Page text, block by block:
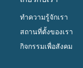
ทำความรู้จักเรา
สถานที่ตั้งของเรา
กิจกรรมเพื่อสังคม